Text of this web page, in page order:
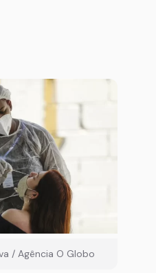
/ Agência O Globo